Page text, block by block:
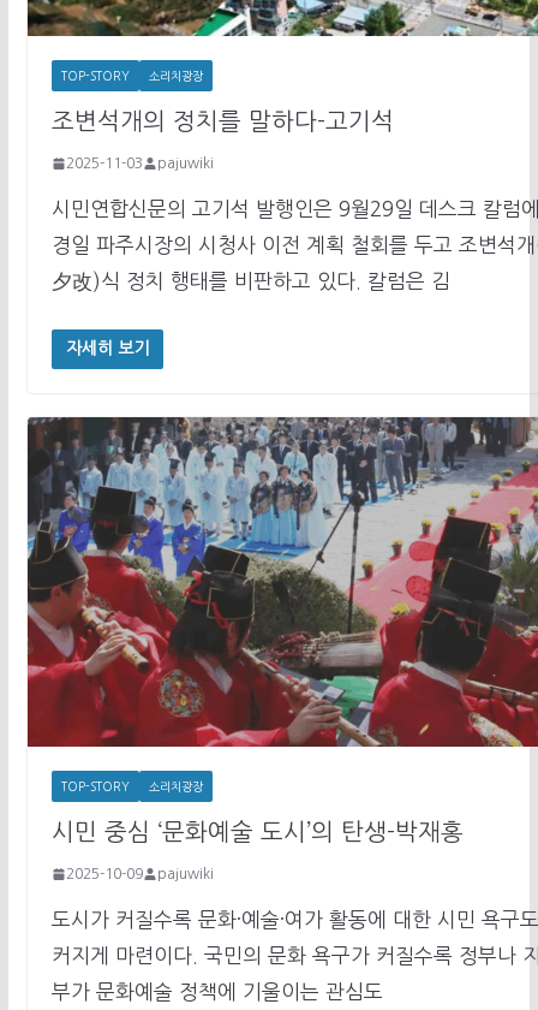
TOP-STORY 소리치광장
조변석개의 정치를 말하다-고기석
2025-11-03 pajuwiki
시민연합신문의 고기석 발행인은 9월29일 데스크 칼럼
경일 파주시장의 시청사 이전 계획 철회를 두고 조변석
夕改)식 정치 행태를 비판하고 있다. 칼럼은 김
자세히 보기
TOP-STORY 소리치광장
시민 중심 ‘문화예술 도시’의 탄생-박재홍
2025-10-09 pajuwiki
도시가 커질수록 문화·예술·여가 활동에 대한 시민 욕구
커지게 마련이다. 국민의 문화 욕구가 커질수록 정부나
부가 문화예술 정책에 기울이는 관심도